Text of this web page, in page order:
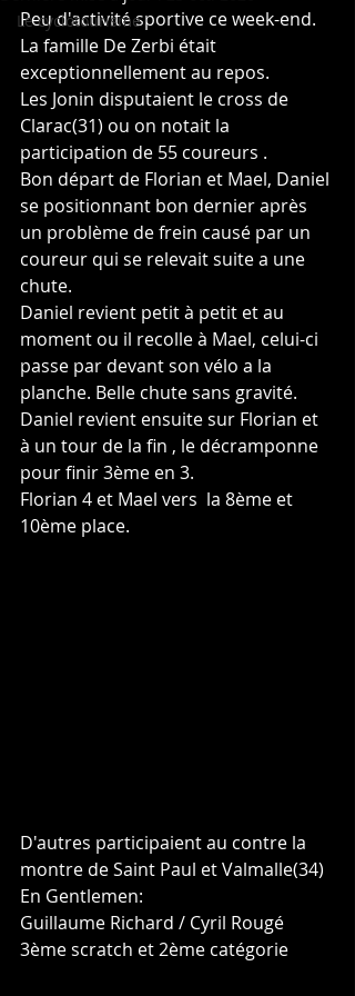
Le cyclotourisme
Peu d'activité sportive ce week-end.
La famille De Zerbi était
exceptionnellement au repos.
Les Jonin disputaient le cross de
Clarac(31) ou on notait la
participation de 55 coureurs .
Bon départ de Florian et Mael, Daniel
se positionnant bon dernier après
un problème de frein causé par un
coureur qui se relevait suite a une
chute.
Daniel revient petit à petit et au
moment ou il recolle à Mael, celui-ci
passe par devant son vélo a la
planche. Belle chute sans gravité.
Daniel revient ensuite sur Florian et
à un tour de la fin , le décramponne
pour finir 3ème en 3.
Florian 4 et Mael vers  la 8ème et
10ème place.
D'autres participaient au contre la
montre de Saint Paul et Valmalle(34)
En Gentlemen:
Guillaume Richard / Cyril Rougé
3ème scratch et 2ème catégorie